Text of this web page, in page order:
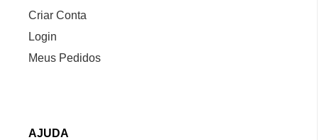
Criar Conta
Login
Meus Pedidos
AJUDA